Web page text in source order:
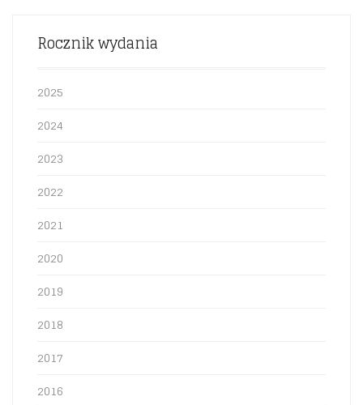
Rocznik wydania
2025
2024
2023
2022
2021
2020
2019
2018
2017
2016